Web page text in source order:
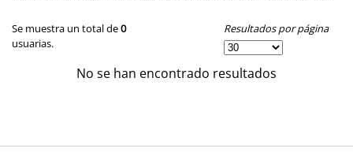
Se muestra un total de0
usuarias.
Resultados por página
No se han encontrado resultados